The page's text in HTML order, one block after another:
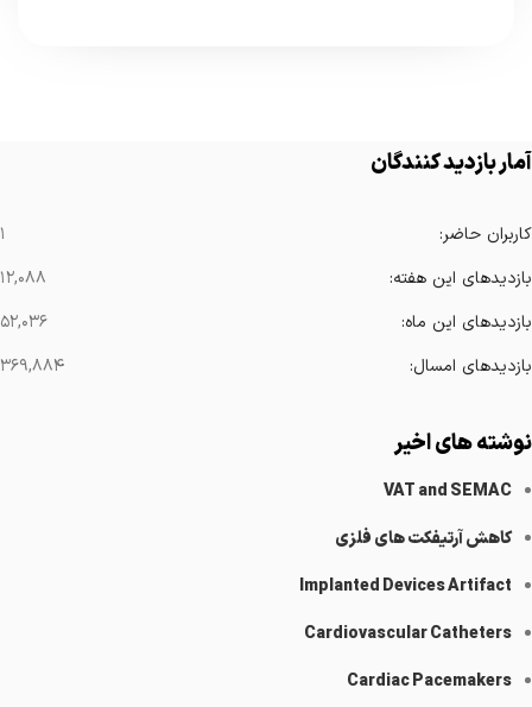
آمار بازدید کنندگان
کاربران حاضر:
۱
بازدیدهای این هفته:
۱۲,۰۸۸
بازدیدهای این ماه:
۵۲,۰۳۶
بازدیدهای امسال:
۳۶۹,۸۸۴
نوشته های اخیر
VAT and SEMAC
کاهش آرتیفکت های فلزی
Implanted Devices Artifact
Cardiovascular Catheters
Cardiac Pacemakers